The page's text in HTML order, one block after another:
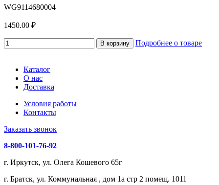
WG9114680004
1450.00 ₽
В корзину Подробнее о товаре
Каталог
О нас
Доставка
Условия работы
Контакты
Заказать звонок
8-800-101-76-92
г. Иркутск, ул. Олега Кошевого 65г
г. Братск, ул. Коммунальная , дом 1а стр 2 помещ. 1011